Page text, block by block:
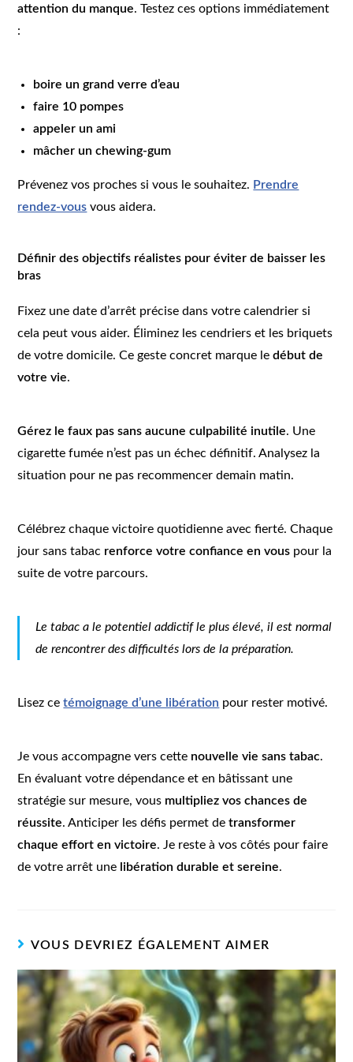
attention du manque. Testez ces options immédiatement
:
boire un grand verre d’eau
faire 10 pompes
appeler un ami
mâcher un chewing-gum
Prévenez vos proches si vous le souhaitez. Prendre
rendez-vous vous aidera.
Définir des objectifs réalistes pour éviter de baisser les
bras
Fixez une date d’arrêt précise dans votre calendrier si
cela peut vous aider. Éliminez les cendriers et les briquets
de votre domicile. Ce geste concret marque ledébut de
votre vie.
Gérez le faux pas sans aucune culpabilité inutile. Une
cigarette fumée n’est pas un échec définitif. Analysez la
situation pour ne pas recommencer demain matin.
Célébrez chaque victoire quotidienne avec fierté. Chaque
jour sans tabac renforce votre confiance en vous pour la
suite de votre parcours.
Le tabac a le potentiel addictif le plus élevé, il est normal
de rencontrer des difficultés lors de la préparation.
Lisez cetémoignage d’une libération pour rester motivé.
Je vous accompagne vers cette nouvelle vie sans tabac.
En évaluant votre dépendance et en bâtissant une
stratégie sur mesure, vous multipliez vos chances de
réussite. Anticiper les défis permet detransformer
chaque effort en victoire. Je reste à vos côtés pour faire
de votre arrêt une libération durable et sereine.
VOUS DEVRIEZ ÉGALEMENT AIMER